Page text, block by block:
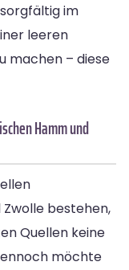
sorgfältig im
leeren
machen – diese
Hamm und
bestehen,
Quellen keine
möchte